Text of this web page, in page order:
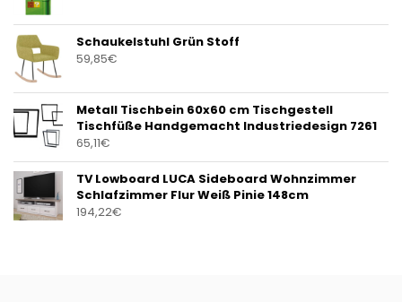
Schaukelstuhl Grün Stoff
59,85€
Metall Tischbein 60x60 cm Tischgestell
Tischfüße Handgemacht Industriedesign 7261
65,11€
TV Lowboard LUCA Sideboard Wohnzimmer
Schlafzimmer Flur Weiß Pinie 148cm
194,22€